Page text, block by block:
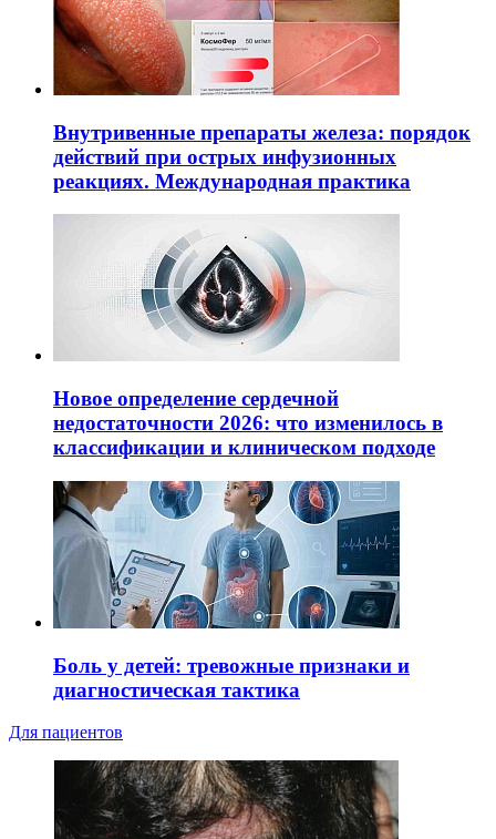
Внутривенные препараты железа: порядок
действий при острых инфузионных
реакциях. Международная практика
Новое определение сердечной
недостаточности 2026: что изменилось в
классификации и клиническом подходе
Боль у детей: тревожные признаки и
диагностическая тактика
Для пациентов